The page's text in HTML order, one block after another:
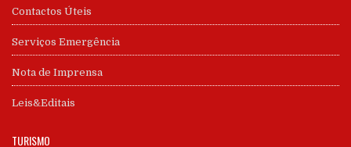
Contactos Úteis
Serviços Emergência
Nota de Imprensa
Leis&Editais
TURISMO